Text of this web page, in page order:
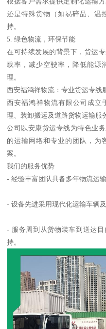
还是特殊货物（如易碎品、温
持。
5. 绿色物流，环保节能
在可持续发展的背景下，货运
载率，减少空驶率，降低能源
理。
西安福鸿祥物流：专业货运专线
西安福鸿祥物流有限公司成立
理、装卸搬运及道路货物运输服
公司以安康货运专线为特色业
的运输网络和专业的团队，为
案。
我们的服务优势
- 经验丰富团队具备多年物流运
- 设备先进采用现代化运输车辆
- 服务周到从货物装车到送达
持。